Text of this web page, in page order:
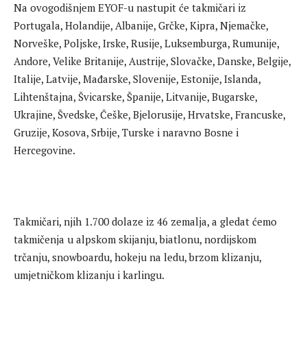
Na ovogodišnjem EYOF-u nastupit će takmičari iz
Portugala, Holandije, Albanije, Grčke, Kipra, Njemačke,
Norveške, Poljske, Irske, Rusije, Luksemburga, Rumunije,
Andore, Velike Britanije, Austrije, Slovačke, Danske, Belgije,
Italije, Latvije, Mađarske, Slovenije, Estonije, Islanda,
Lihtenštajna, Švicarske, Španije, Litvanije, Bugarske,
Ukrajine, Švedske, Češke, Bjelorusije, Hrvatske, Francuske,
Gruzije, Kosova, Srbije, Turske i naravno Bosne i
Hercegovine.
Takmičari, njih 1.700 dolaze iz 46 zemalja, a gledat ćemo
takmičenja u alpskom skijanju, biatlonu, nordijskom
trčanju, snowboardu, hokeju na ledu, brzom klizanju,
umjetničkom klizanju i karlingu.